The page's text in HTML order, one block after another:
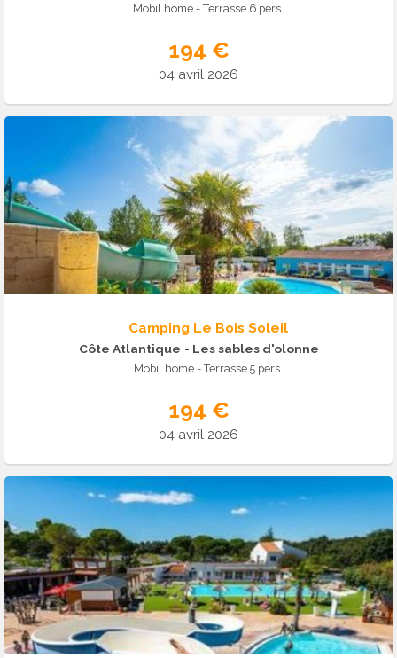
Mobil home - Terrasse 6 pers.
194 €
04 avril 2026
Camping Le Bois Soleil
Côte Atlantique - Les sables d'olonne
Mobil home - Terrasse 5 pers.
194 €
04 avril 2026